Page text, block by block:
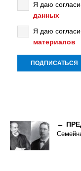
Я даю
данных
Я даю
материалов